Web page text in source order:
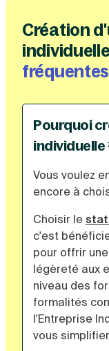
Création
fréquentes
Pourquoi
individuelle
Vous voulez
encore à
Choisir le
c'est
pour offrir
légèreté aux
niveau des
formalités
l'Entreprise
vous